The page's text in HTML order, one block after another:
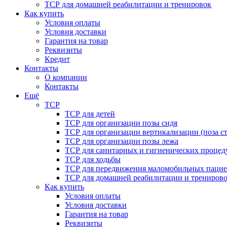
ТСР для домашней реабилитации и тренировок
Как купить
Условия оплаты
Условия доставки
Гарантия на товар
Реквизиты
Кредит
Контакты
О компании
Контакты
Ещё
ТСР
ТСР для детей
ТСР для организации позы сидя
ТСР для организации вертикализации (поза
ТСР для организации позы лежа
ТСР для санитарных и гигиенических
ТСР для ходьбы
ТСР для передвижения маломобильных
ТСР для домашней реабилитации и
Как купить
Условия оплаты
Условия доставки
Гарантия на товар
Реквизиты